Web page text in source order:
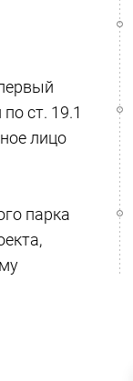
ст. 19.1
лицо
парка